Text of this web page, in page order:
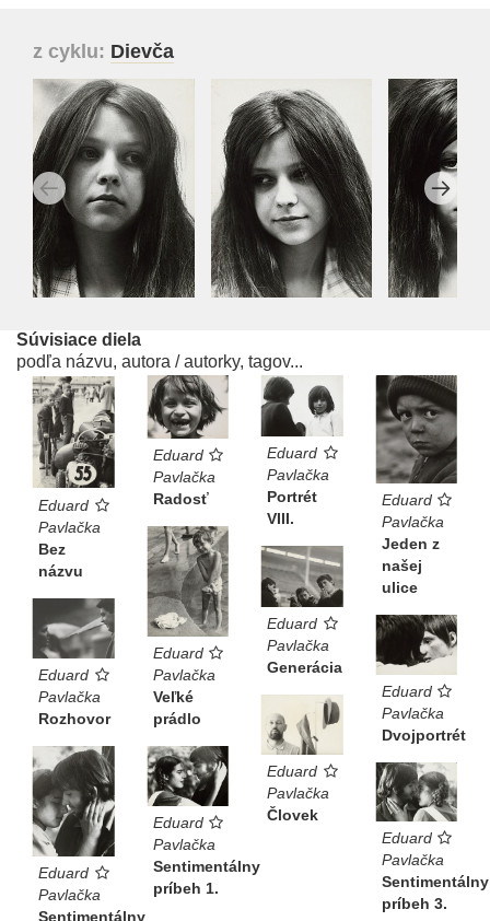
z cyklu: Dievča
Súvisiace diela
podľa názvu, autora / autorky, tagov...
Eduard
Pavlačka
Bez
názvu
Eduard
Pavlačka
Radosť
Eduard
Pavlačka
Portrét
VIII.
Eduard
Pavlačka
Jeden z
našej
ulice
Eduard
Pavlačka
Veľké
prádlo
Eduard
Pavlačka
Generácia
Eduard
Pavlačka
Rozhovor
Eduard
Pavlačka
Dvojportrét
Eduard
Pavlačka
Človek
Eduard
Pavlačka
Sentimentálny
príbeh 1.
Eduard
Pavlačka
Sentimentálny
Eduard
Pavlačka
Sentimentálny
príbeh 3.